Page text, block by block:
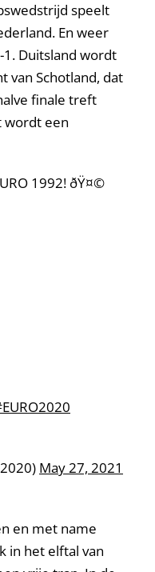
speelt
En weer
Duitsland wordt
van Schotland, dat
finale treft
wordt een
1992! ðŸ¤©
May 27, 2021
en met name
in het elftal van